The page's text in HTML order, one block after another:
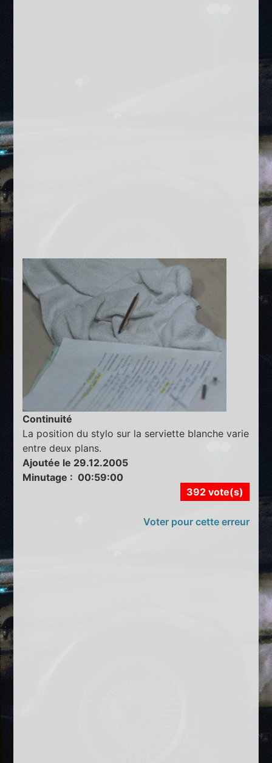
Continuité
La position du stylo sur la serviette blanche varie
entre deux plans.
Ajoutée le 29.12.2005
Minutage : 00:59:00
392 vote(s)
Voter pour cette erreur